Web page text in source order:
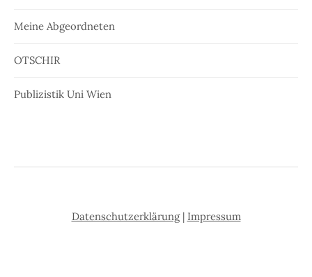
Meine Abgeordneten
OTSCHIR
Publizistik Uni Wien
Datenschutzerklärung| Impressum